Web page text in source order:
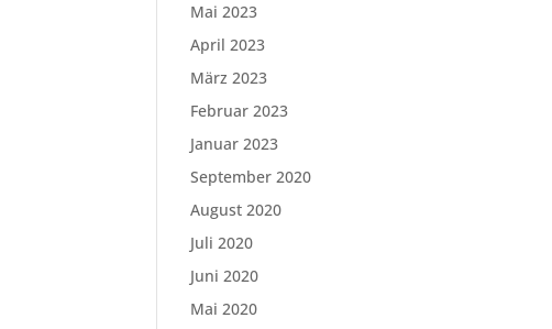
Mai 2023
April 2023
März 2023
Februar 2023
Januar 2023
September 2020
August 2020
Juli 2020
Juni 2020
Mai 2020